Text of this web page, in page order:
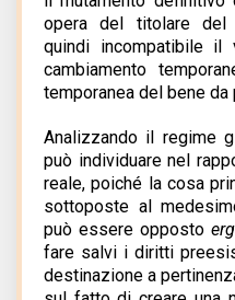
opera del titolare del
quindi incompatibile il
cambiamento
temporanea del bene da
Analizzando il regime
può individuare nel
reale, poiché la cosa
sottoposte al
può essere opposto
fare salvi i diritti
destinazione a